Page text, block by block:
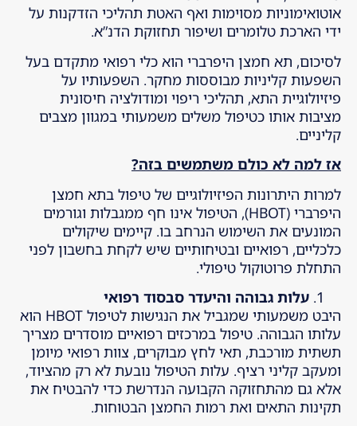
אוטואימוניות מסוימות ואף האטת תהליכי הזדקנות על
ידי הארכת טלומרים ושיפור תחזוקת הדנ”א.
לסיכום, תא חמצן היפרברי הוא כלי רפואי מתקדם בעל
השפעות קליניות מבוססות מחקר. השפעותיו על
פיזיולוגיית התא, תהליכי ריפוי ומודולציה חיסונית
מציבות אותו כטיפול משלים משמעותי במגוון מצבים
קליניים.
אז למה לא כולם משתמשים בזה?
למרות היתרונות הפיזיולוגיים של טיפול בתא חמצן
היפרברי (HBOT), הטיפול אינו חף ממגבלות וגורמים
המונעים את השימוש הנרחב בו. קיימים שיקולים
כלכליים, רפואיים ובטיחותיים שיש לקחת בחשבון לפני
התחלת פרוטוקול טיפולי.
עלות גבוהה והיעדר סבסוד רפואי
היבט משמעותי שמגביל את הנגישות לטיפול HBOT הוא
עלותו הגבוהה. טיפול במרכזים רפואיים מוסדרים מצריך
תשתית מורכבת, תאי לחץ מבוקרים, צוות רפואי מיומן
ומעקב קליני רציף. עלות הטיפול נובעת לא רק מהציוד,
אלא גם מהתחזוקה הקבועה הנדרשת כדי להבטיח את
תקינות התאים ואת רמות החמצן הבטוחות.